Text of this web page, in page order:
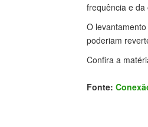
frequência e
O
poderiam
Confira a
Fonte: